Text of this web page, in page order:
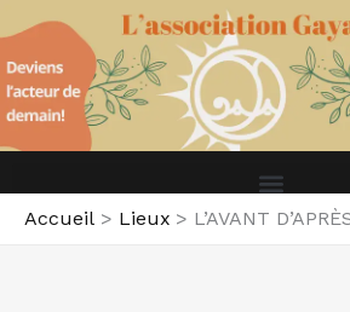
au
contenu
Accueil Lieux L’AVANT